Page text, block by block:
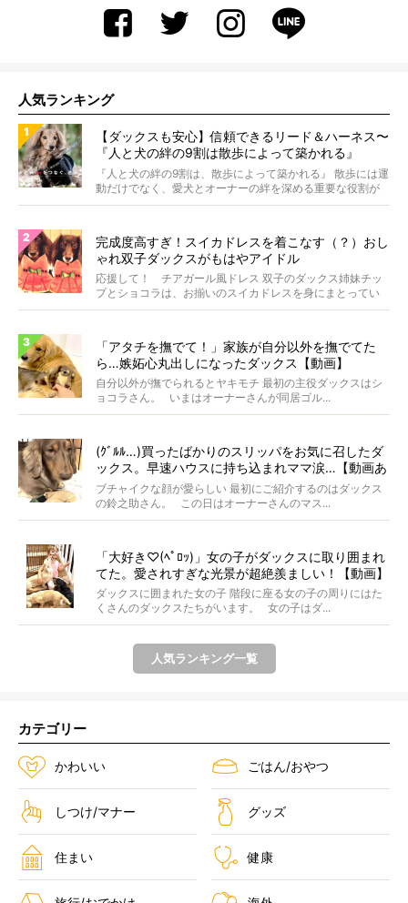
人気ランキング
【ダックスも安心】信頼できるリード＆ハーネス〜
『人と犬の絆の9割は散歩によって築かれる』
WOLFGANG MAN＆BEAST〜
『人と犬の絆の9割は、散歩によって築かれる』 散歩には運
動だけでなく、愛犬とオーナーの絆を深める重要な役割が
あ...
完成度高すぎ！スイカドレスを着こなす（？）おし
ゃれ双子ダックスがもはやアイドル
応援して！ チアガール風ドレス 双子のダックス姉妹チッ
プとショコラは、お揃いのスイカドレスを身にまとってい
ます...
「アタチを撫でて！」家族が自分以外を撫でてた
ら…嫉妬心丸出しになったダックス【動画】
自分以外が撫でられるとヤキモチ 最初の主役ダックスはシ
ョコラさん。 いまはオーナーさんが同居ゴル...
(ｸﾞﾙﾙ…)買ったばかりのスリッパをお気に召したダ
ックス。早速ハウスに持ち込まれママ涙…【動画あ
り】
ブチャイクな顔が愛らしい 最初にご紹介するのはダックス
の鈴之助さん。 この日はオーナーさんのマス...
「大好き♡(ﾍﾟﾛｯ)」女の子がダックスに取り囲まれ
てた。愛されすぎな光景が超絶羨ましい！【動画】
ダックスに囲まれた女の子 階段に座る女の子の周りにはた
くさんのダックスたちがいます。 女の子はダ...
人気ランキング一覧
カテゴリー
かわいい ごはん/おやつ
しつけ/マナー グッズ
住まい 健康